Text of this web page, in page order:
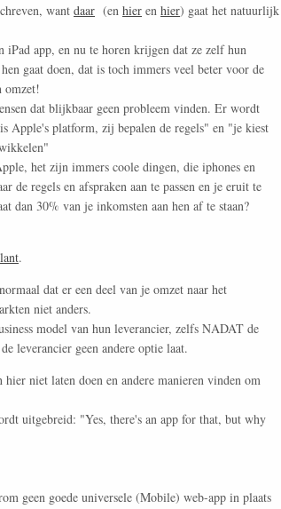
want daar (en hier en hier) gaat het natuurlijk
app, en nu te horen krijgen dat ze zelf hun
gaat doen, dat is toch immers veel beter voor de
omzet!
dat blijkbaar geen probleem vinden. Er wordt
Apple's platform, zij bepalen de regels" en "je kiest
het zijn immers coole dingen, die iphones en
de regels en afspraken aan te passen en je eruit te
dan 30% van je inkomsten aan hen af te staan?
.
dat er een deel van je omzet naar het
niet anders.
model van hun leverancier, zelfs NADAT de
leverancier geen andere optie laat.
niet laten doen en andere manieren vinden om
uitgebreid: "Yes, there's an app for that, but why
geen goede universele (Mobile) web-app in plaats